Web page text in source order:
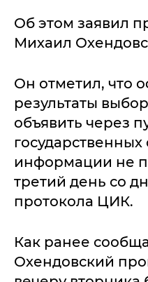
Об этом заявил
Михаил
Он отметил, что
результаты
объявить через
государственных
информации не
третий день со
протокола ЦИК.
Как ранее
Охендовский